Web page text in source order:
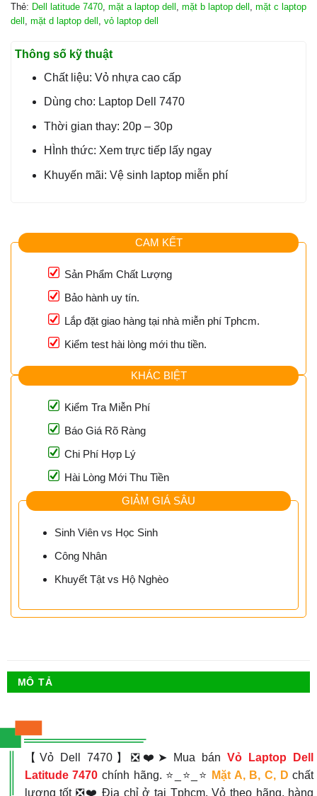
Thẻ: Dell latitude 7470 mặt a laptop dell mặt b laptop dell
mặt c laptop
dell
mặt d laptop dell vỏ laptop dell
Thông số kỹ thuật
Chất liệu: Vỏ nhựa cao cấp
Dùng cho: Laptop Dell 7470
Thời gian thay: 20p – 30p
HÌnh thức: Xem trực tiếp lấy ngay
Khuyến mãi: Vệ sinh laptop miễn phí
CAM KẾT
Sản Phẩm Chất Lượng
Bảo hành uy tín.
Lắp đặt giao hàng tại nhà miễn phí Tphcm.
Kiểm test hài lòng mới thu tiền.
KHÁC BIỆT
Kiểm Tra Miễn Phí
Báo Giá Rõ Ràng
Chi Phí Hợp Lý
Hài Lòng Mới Thu Tiền
GIẢM GIÁ SÂU
Sinh Viên vs Học Sinh
Công Nhân
Khuyết Tật vs Hộ Nghèo
MÔ TẢ
【Vỏ Dell 7470】❎❤️➤ Mua bán Vỏ Laptop Dell
Latitude 7470 chính hãng. ⭐_⭐_⭐ Mặt A, B, C, D chất
lượng tốt ❎❤️ Địa chỉ ở tại Tphcm. Vỏ theo hãng, hàng